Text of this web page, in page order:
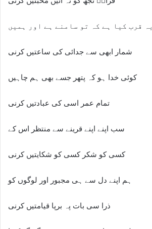
یہ قرب کیا ہے کہ تو سامنے ہے اور ہمیں
شمار ابھی سے جدائی کی ساعتیں کرنی
کوئی خدا ہو کہ پتھر جسے بھی ہم چاہیں
تمام عمر اسی کی عبادتیں کرنی
سب اپنے اپنے قرینے سے منتظر اس کے
کسی کو شکر کسی کو شکایتیں کرنی
ہم اپنے دل سے ہی مجبور اور لوگوں کو
ذرا سی بات پہ برپا قیامتیں کرنی